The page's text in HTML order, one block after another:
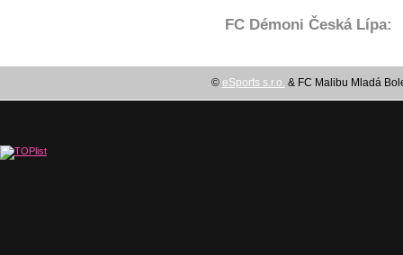
FC Démoni Česká Lípa:
© eSports s.r.o. & FC Malibu Mladá